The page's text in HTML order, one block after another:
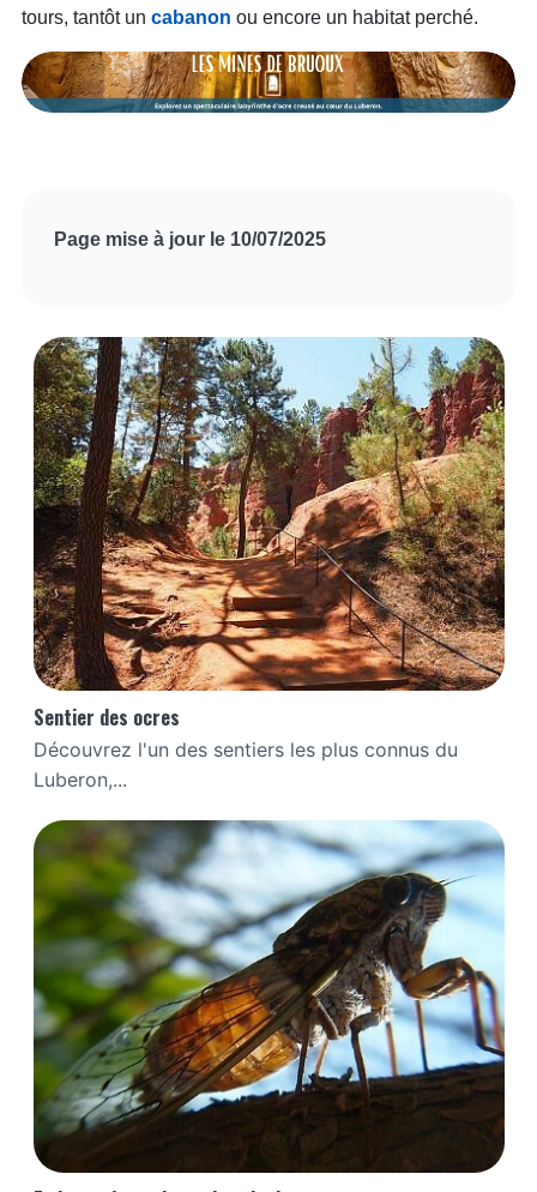
tours, tantôt un cabanon ou encore un habitat perché.
Page mise à jour le 10/07/2025
Sentier des ocres
Découvrez l'un des sentiers les plus connus du
Luberon,...